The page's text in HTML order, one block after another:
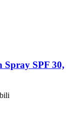
Spray SPF 30,